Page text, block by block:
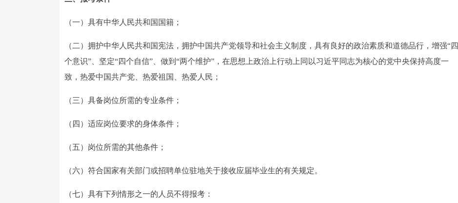
（一）具有中华人民共和国国籍；
（二）拥护中华人民共和国宪法，拥护中国共产党领导和社会主义制度，具有良好的政治素质和道德品行，增强“四
个意识”、坚定“四个自信”、做到“两个维护”，在思想上政治上行动上同以习近平同志为核心的党中央保持高度一
致，热爱中国共产党、热爱祖国、热爱人民；
（三）具备岗位所需的专业条件；
（四）适应岗位要求的身体条件；
（五）岗位所需的其他条件；
（六）符合国家有关部门或招聘单位驻地关于接收应届毕业生的有关规定。
（七）具有下列情形之一的人员不得报考：